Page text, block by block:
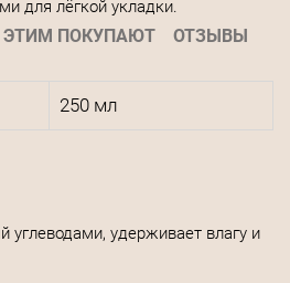
для лёгкой укладки.
ЭТИМ ПОКУПАЮТ ОТЗЫВЫ
250 мл
углеводами, удерживает влагу и